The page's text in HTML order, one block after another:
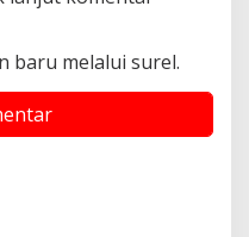
baru melalui surel.